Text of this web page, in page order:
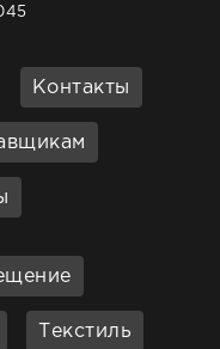
Контакты
Текстиль